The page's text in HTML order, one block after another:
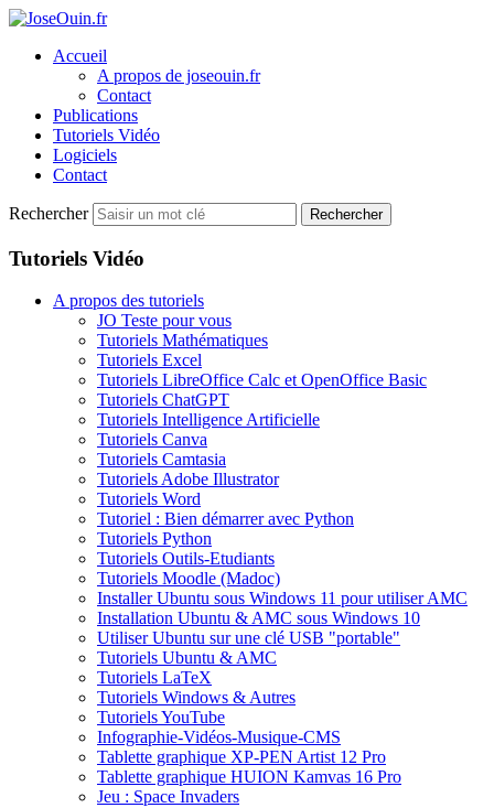
Accueil
A propos de joseouin.fr
Contact
Publications
Tutoriels Vidéo
Logiciels
Contact
Rechercher Rechercher
Tutoriels Vidéo
A propos des tutoriels
JO Teste pour vous
Tutoriels Mathématiques
Tutoriels Excel
Tutoriels LibreOffice Calc et OpenOffice Basic
Tutoriels ChatGPT
Tutoriels Intelligence Artificielle
Tutoriels Canva
Tutoriels Camtasia
Tutoriels Adobe Illustrator
Tutoriels Word
Tutoriel : Bien démarrer avec Python
Tutoriels Python
Tutoriels Outils-Etudiants
Tutoriels Moodle (Madoc)
Installer Ubuntu sous Windows 11 pour utiliser AMC
Installation Ubuntu & AMC sous Windows 10
Utiliser Ubuntu sur une clé USB "portable"
Tutoriels Ubuntu & AMC
Tutoriels LaTeX
Tutoriels Windows & Autres
Tutoriels YouTube
Infographie-Vidéos-Musique-CMS
Tablette graphique XP-PEN Artist 12 Pro
Tablette graphique HUION Kamvas 16 Pro
Jeu : Space Invaders